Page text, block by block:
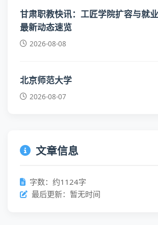
甘肃职教快讯：工匠学院扩容与就
最新动态速览
2026-08-08
北京师范大学
2026-08-07
文章信息
字数：约1124字
最后更新：暂无时间